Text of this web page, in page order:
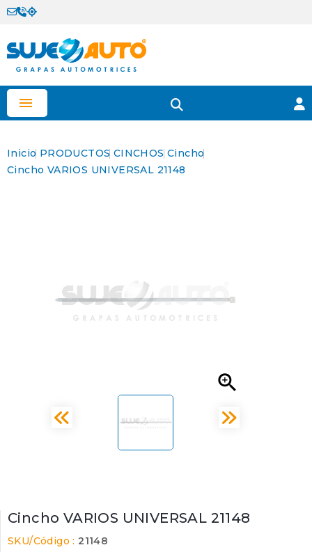

Inicio PRODUCTOS CINCHOS Cincho
Cincho VARIOS UNIVERSAL 21148

Cincho VARIOS UNIVERSAL 21148
SKU/Código : 21148